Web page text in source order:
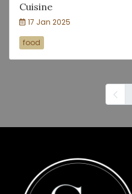
Cuisine
17 Jan 2025
food